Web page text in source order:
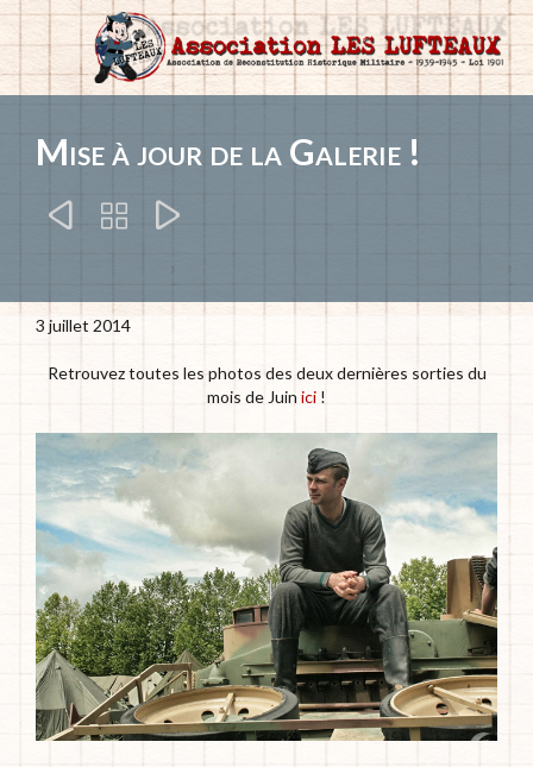
Mise à jour de la Galerie !
  
3 juillet 2014
Retrouvez toutes les photos des deux dernières sorties du
mois de Juin ici !